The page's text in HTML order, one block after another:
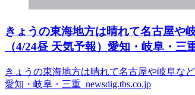
きょうの東海地方は晴れて名古屋や
（4/24昼 天気予報）愛知・岐阜・三
きょうの東海地方は晴れて名古屋や岐阜な
愛知・岐阜・三重 newsdig.tbs.co.jp